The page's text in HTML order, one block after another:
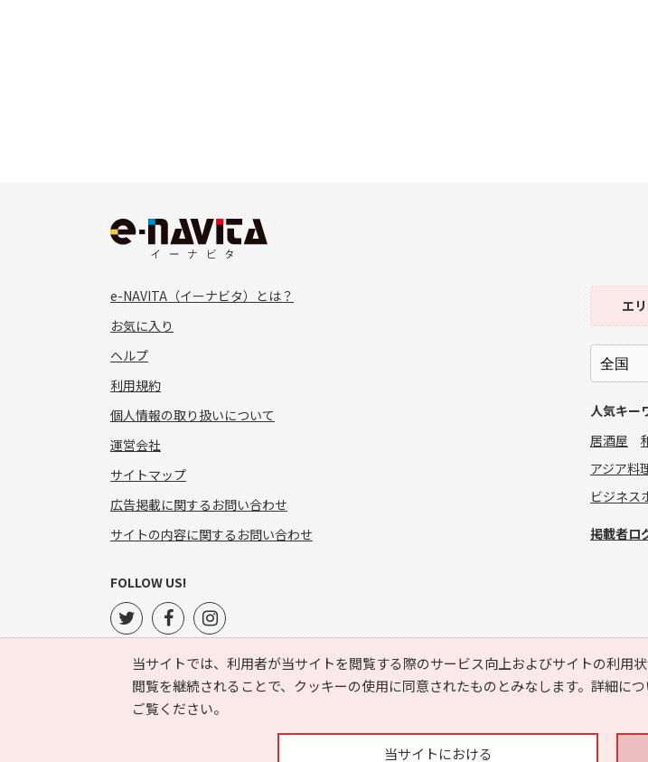
当サイトでは、利用者が当サイトを閲覧する際のサービス向上およびサイトの利
閲覧を継続されることで、クッキーの使用に同意されたものとみなします。詳細につ
ご覧ください。
当サイトにおける
e-NAVITA（イーナビタ）とは？
お気に入り
ヘルプ
利用規約
個人情報の取り扱いについて
運営会社
サイトマップ
広告掲載に関するお問い合わせ
サイトの内容に関するお問い合わせ
エ
人気キー
居酒屋
アジア料
ビジネス
掲載者ロ
FOLLOW US!
Copyright © HYOJITO.Co.,Ltd. All